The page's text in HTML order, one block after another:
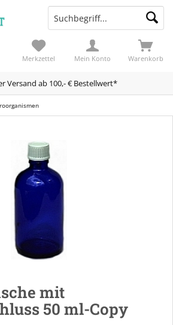
Versand ab 100,- € Bestellwert*
Warenkorb
Merkzettel Mein Konto
mit
50 ml-Copy